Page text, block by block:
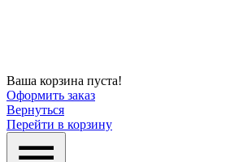
Ваша корзина пуста!
Оформить заказ
Вернуться
Перейти в корзину